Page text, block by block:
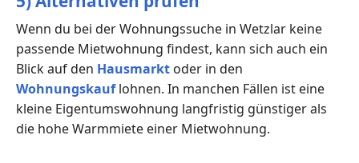
Wenn du bei der Wohnungssuche in Wetzlar keine
passende Mietwohnung findest, kann sich auch ein
Blick auf den Hausmarkt oder in den
Wohnungskauflohnen. In manchen Fällen ist eine
kleine Eigentumswohnung langfristig günstiger als
die hohe Warmmiete einer Mietwohnung.